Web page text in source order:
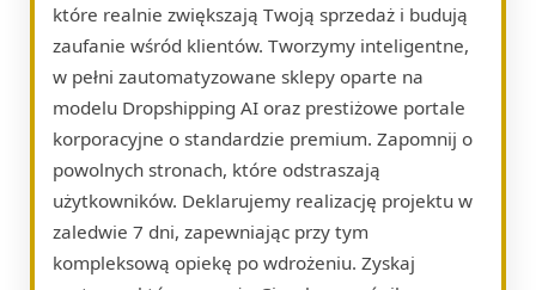
które realnie zwiększają Twoją sprzedaż i budują
zaufanie wśród klientów. Tworzymy inteligentne,
w pełni zautomatyzowane sklepy oparte na
modelu Dropshipping AI oraz prestiżowe portale
korporacyjne o standardzie premium. Zapomnij o
powolnych stronach, które odstraszają
użytkowników. Deklarujemy realizację projektu w
zaledwie 7 dni, zapewniając przy tym
kompleksową opiekę po wdrożeniu. Zyskaj